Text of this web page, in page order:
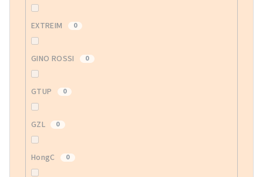
EXTREIM 0
GINO ROSSI 0
GTUP 0
GZL 0
HongC 0